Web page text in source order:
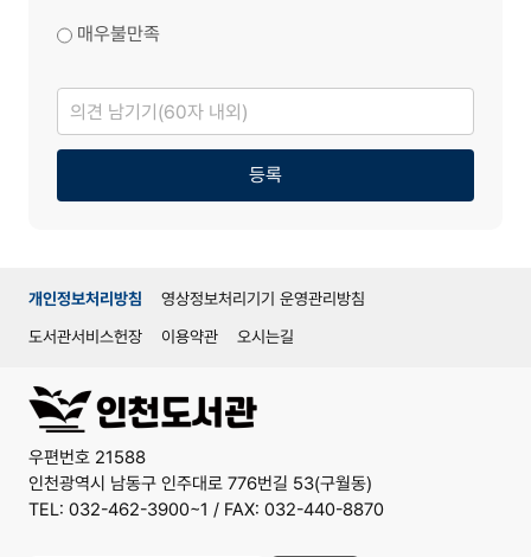
매우불만족
의
견
남
기
등록
개인정보처리방침
영상정보처리기기 운영관리방침
도서관서비스헌장
이용약관 오시는길
우편번호 21588
인천광역시 남동구 인주대로 776번길 53(구월동)
TEL: 032-462-3900~1 / FAX: 032-440-8870